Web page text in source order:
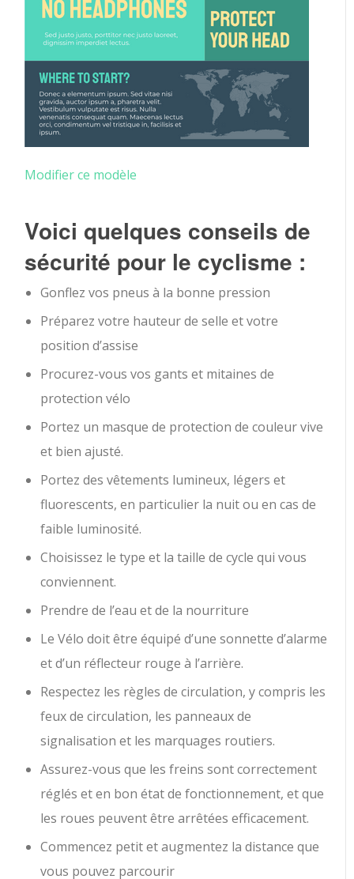
Modifier ce modèle
Voici quelques conseils de
sécurité pour le cyclisme :
Gonflez vos pneus à la bonne pression
Préparez votre hauteur de selle et votre
position d’assise
Procurez-vous vos gants et mitaines de
protection vélo
Portez un masque de protection de couleur vive
et bien ajusté.
Portez des vêtements lumineux, légers et
fluorescents, en particulier la nuit ou en cas de
faible luminosité.
Choisissez le type et la taille de cycle qui vous
conviennent.
Prendre de l’eau et de la nourriture
Le Vélo doit être équipé d’une sonnette d’alarme
et d’un réflecteur rouge à l’arrière.
Respectez les règles de circulation, y compris les
feux de circulation, les panneaux de
signalisation et les marquages ​​routiers.
Assurez-vous que les freins sont correctement
réglés et en bon état de fonctionnement, et que
les roues peuvent être arrêtées efficacement.
Commencez petit et augmentez la distance que
vous pouvez parcourir